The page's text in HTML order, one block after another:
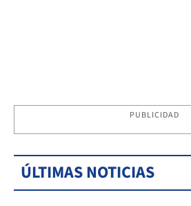
PUBLICIDAD
ÚLTIMAS NOTICIAS